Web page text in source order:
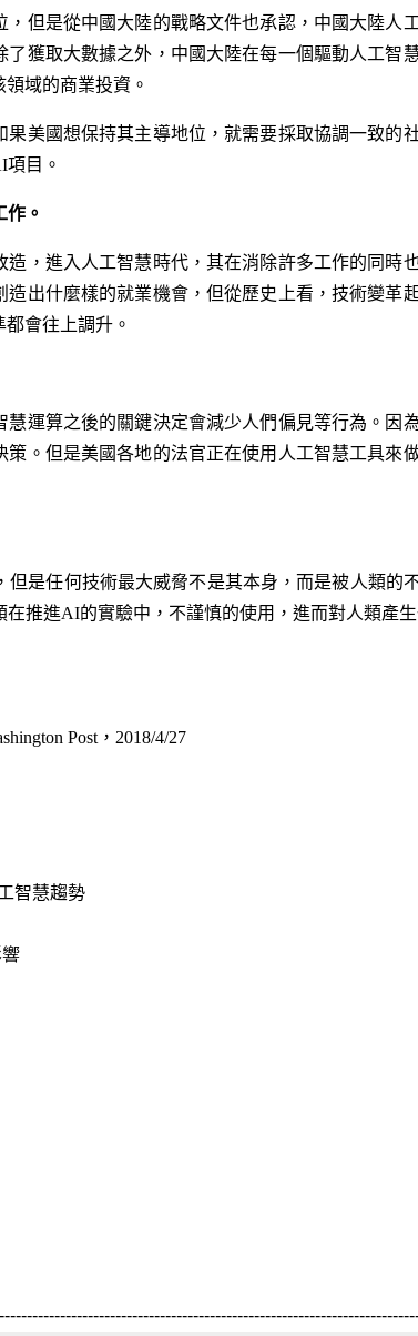
但是從中國大陸的戰略文件也承認，中國大陸人
獲取大數據之外，中國大陸在每一個驅動人工智
域的商業投資。
美國想保持其主導地位，就需要採取協調一致的
目。
。
，進入人工智慧時代，其在消除許多工作的同時
出什麼樣的就業機會，但從歷史上看，技術變革
會往上調升。
運算之後的關鍵決定會減少人們偏見等行為。因
。但是美國各地的法官正在使用人工智慧工具來
但是任何技術最大威脅不是其本身，而是被人類的
推進AI的實驗中，不謹慎的使用，進而對人類產生
Post，2018/4/27
智慧趨勢